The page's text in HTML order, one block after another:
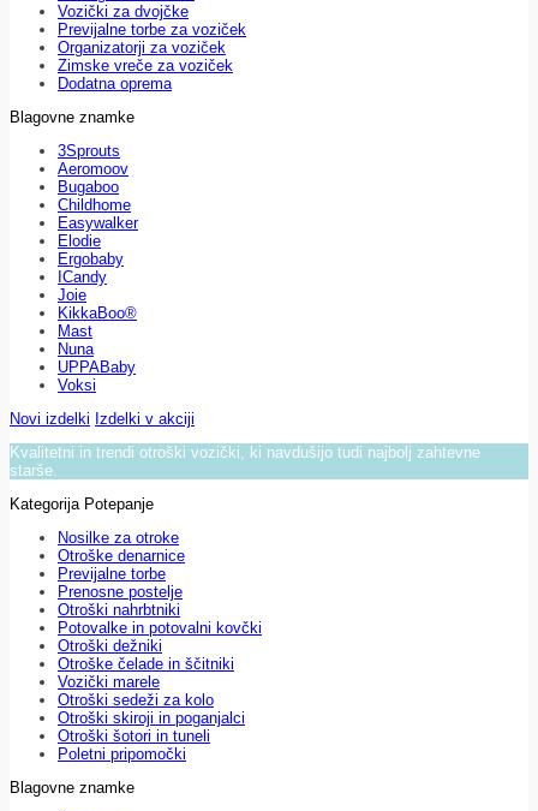
Vozički za dvojčke
Previjalne torbe za voziček
Organizatorji za voziček
Zimske vreče za voziček
Dodatna oprema
Blagovne znamke
3Sprouts
Aeromoov
Bugaboo
Childhome
Easywalker
Elodie
Ergobaby
ICandy
Joie
KikkaBoo®
Mast
Nuna
UPPABaby
Voksi
Novi izdelki Izdelki v akciji
Kvalitetni in trendi otroški vozički, ki navdušijo tudi najbolj zahtevne
starše.
Kategorija Potepanje
Nosilke za otroke
Otroške denarnice
Previjalne torbe
Prenosne postelje
Otroški nahrbtniki
Potovalke in potovalni kovčki
Otroški dežniki
Otroške čelade in ščitniki
Vozički marele
Otroški sedeži za kolo
Otroški skiroji in poganjalci
Otroški šotori in tuneli
Poletni pripomočki
Blagovne znamke